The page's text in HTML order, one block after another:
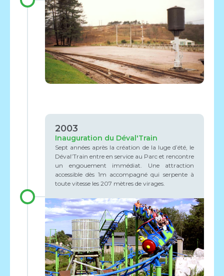
2003
Inauguration du Déval'Train
Sept années après la création de la luge d’été, le
Déval’Train entre en service au Parc et rencontre
un engouement immédiat. Une attraction
accessible dès 1m accompagné qui serpente à
toute vitesse les 207 mètres de virages.